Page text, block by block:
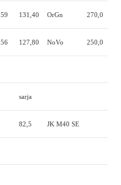
59 131,40 OrGn 270,0
56 127,80 NoVo 250,0
sarja
82,5 JK M40 SE